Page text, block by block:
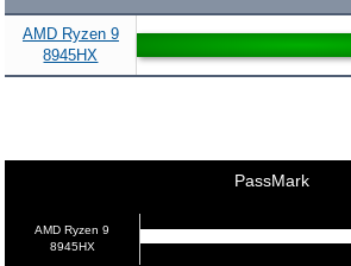
AMD Ryzen 9
8945HX
PassMark
AMD Ryzen 9
8945HX